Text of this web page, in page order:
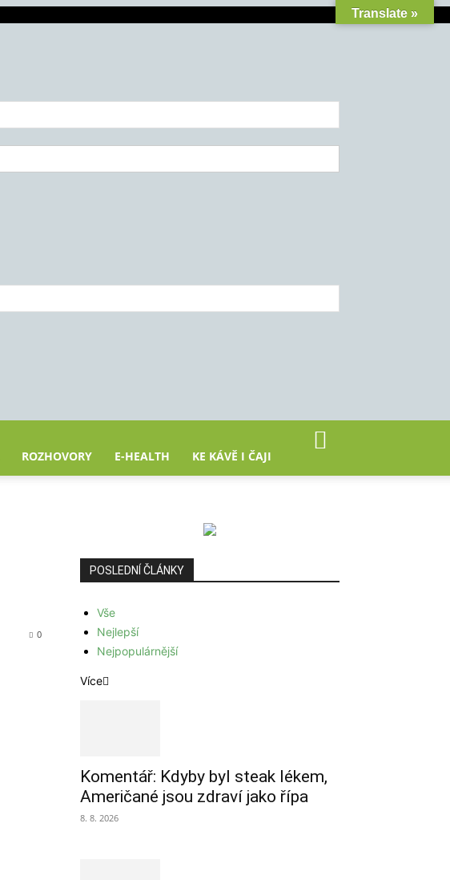
ROZHOVORY E-HEALTH KE KÁVĚ I ČAJI
0
POSLEDNÍ ČLÁNKY
Vše
Nejlepší
Nejpopulárnější
Více
Komentář: Kdyby byl steak lékem,
Američané jsou zdraví jako řípa
8. 8. 2026
Translate »